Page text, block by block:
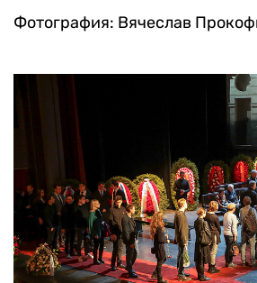
Фотография: Вячеслав